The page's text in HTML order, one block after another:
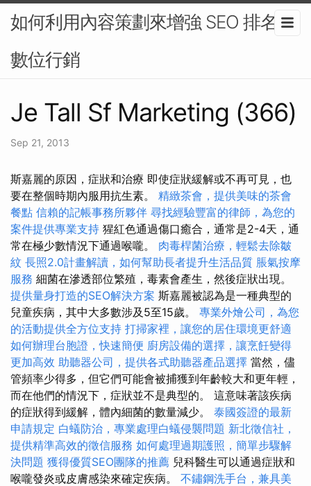
如何利用內容策劃來增強 SEO 排名-
數位行銷
Je Tall Sf Marketing (366)
Sep 21, 2013
斯嘉麗的原因，症狀和治療 即使症狀緩解或不再可見，也
要在整個時期內服用抗生素。 精緻茶會，提供美味的茶會
餐點 信賴的記帳事務所夥伴 尋找經驗豐富的律師，為您的
案件提供專業支持 猩紅色通過傷口癒合，通常是2-4天，通
常在極少數情況下通過喉嚨。 肉毒桿菌治療，輕鬆去除皺
紋 長照2.0計畫解讀，如何幫助長者提升生活品質 脹氣按摩
服務 細菌在滲透部位繁殖，毒素會產生，然後症狀出現。
提供量身打造的SEO解決方案 斯嘉麗被認為是一種典型的
兒童疾病，其中大多數涉及5至15歲。 專業外燴公司，為您
的活動提供全方位支持 打掃家裡，讓您的居住環境更舒適
如何辦理台胞證，快速簡便 廚房設備的選擇，讓烹飪變得
更加高效 助聽器公司，提供各式助聽器產品選擇 當然，儘
管頻率少得多，但它們可能會被捕獲到年齡較大和更年輕，
而在他們的情況下，症狀並不是典型的。 這意味著該疾病
的症狀得到緩解，體內細菌的數量減少。 泰國簽證的最新
申請規定 白蟻防治，專業處理白蟻侵襲問題 新北徵信社，
提供精準高效的徵信服務 如何處理過期護照，簡單步驟解
決問題 獲得優質SEO團隊的推薦 兒科醫生可以通過症狀和
喉嚨發炎或皮膚感染來確定疾病。 不鏽鋼洗手台，兼具美